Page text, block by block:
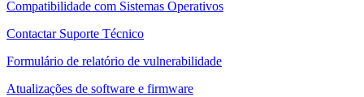
Compatibilidade com Sistemas Operativos
Contactar Suporte Técnico
Formulário de relatório de vulnerabilidade
Atualizações de software e firmware